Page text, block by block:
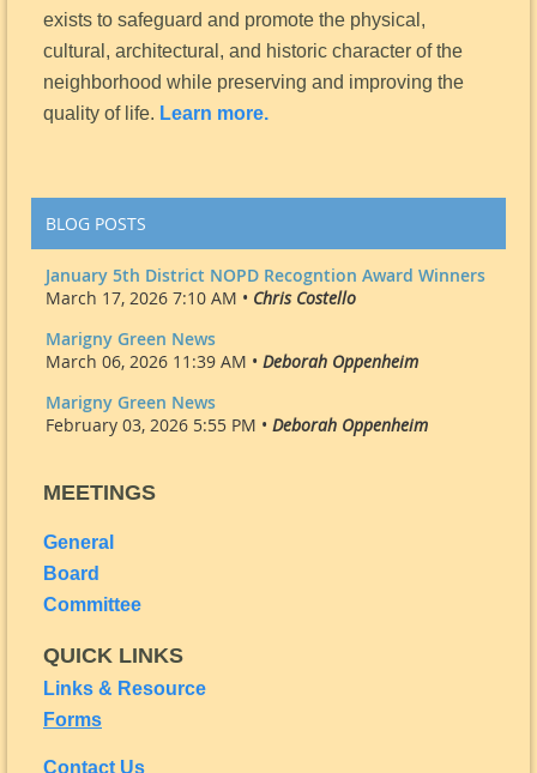
exists to safeguard and promote the physical,
cultural, architectural, and historic character of the
neighborhood while preserving and improving the
quality of life. Learn more.
BLOG POSTS
January 5th District NOPD Recogntion Award Winners
March 17, 2026 7:10 AM • Chris Costello
Marigny Green News
March 06, 2026 11:39 AM • Deborah Oppenheim
Marigny Green News
February 03, 2026 5:55 PM • Deborah Oppenheim
MEETINGS
General
Board
Committee
QUICK LINKS
Links & Resource
Forms
Contact Us